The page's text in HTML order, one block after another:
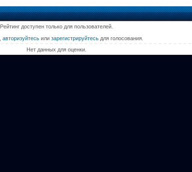
Рейтинг доступен только для пользователей.
авторизуйтесь или зарегистрируйтесь для голосования.
Нет данных для оценки.